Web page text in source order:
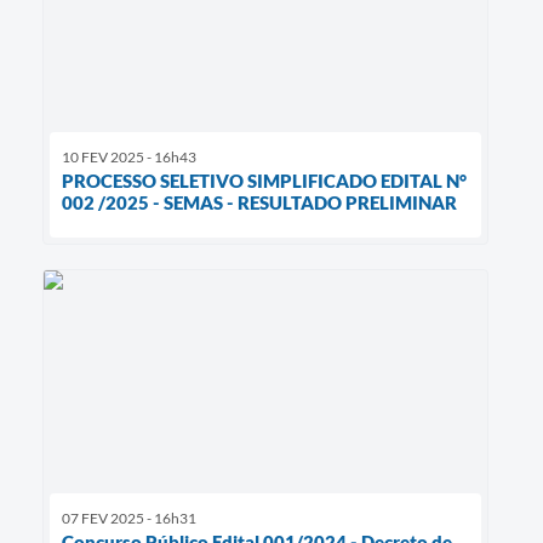
10 FEV 2025 - 16h43
PROCESSO SELETIVO SIMPLIFICADO EDITAL N°
002 /2025 - SEMAS - RESULTADO PRELIMINAR
07 FEV 2025 - 16h31